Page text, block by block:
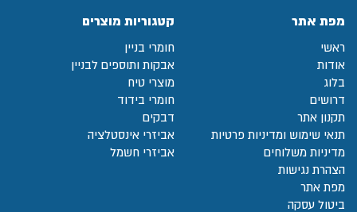
מפת אתר
ראשי
אודות
בלוג
דרושים
תקנון אתר
תנאי שימוש ומדיניות פרטיות
מדיניות משלוחים
הצהרת נגישות
מפת אתר
ביטול עסקה
קטגוריות מוצרים
חומרי בניין
אבקות ותוספים לבניין
מוצרי טיח
חומרי בידוד
דבקים
אביזרי אינסטלציה
אביזרי חשמל